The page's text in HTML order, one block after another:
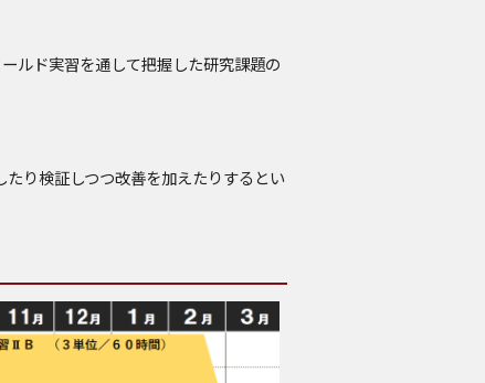
ルド実習を通して把握した研究課題の
り検証しつつ改善を加えたりするとい